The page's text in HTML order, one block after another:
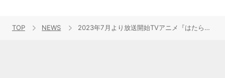
TOP NEWS 2023年7月より放送開始TVアニメ『はたらく魔王さま！！』2nd Season主題歌情報解禁！